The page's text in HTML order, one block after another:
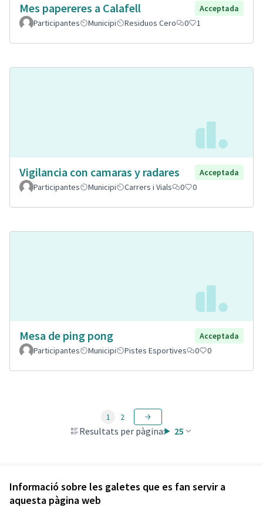
Informació sobre les galetes que es fan servir a
aquesta pàgina web
Mes papereres a Calafell
Acceptada
Participantes
Municipi Residuos Cero 0 1
Vigilancia con camaras y radares
Acceptada
Participantes
Municipi Carrers i Vials 0 0
Mesa de ping pong
Acceptada
Participantes
Municipi Pistes Esportives 0 0
Resultats per pàgina: 25
1 2
Veure totes les propostes retirades